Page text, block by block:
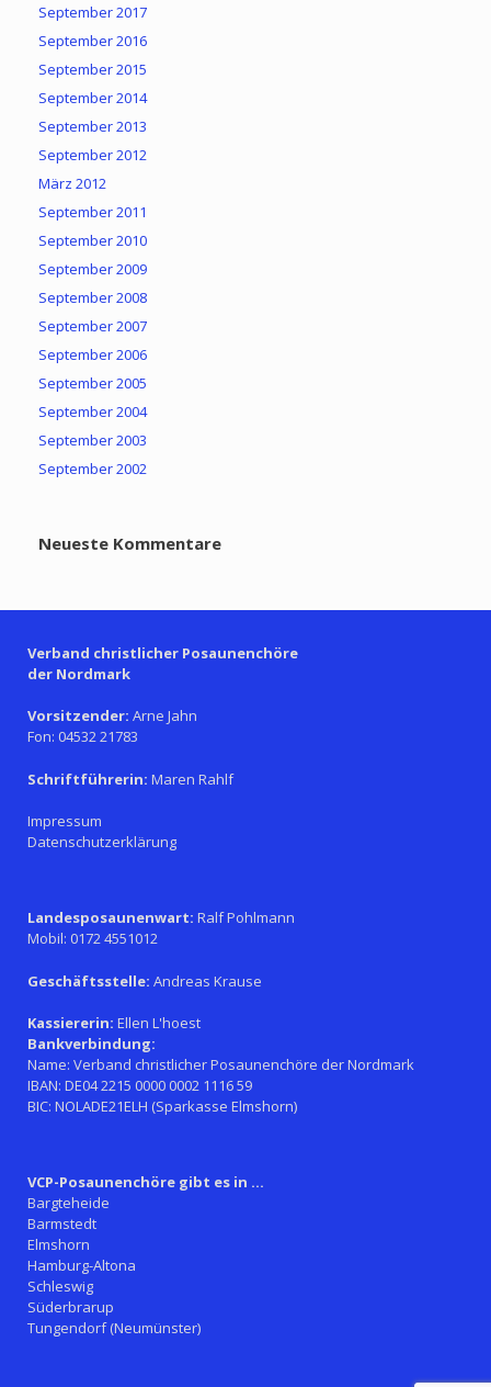
September 2017
September 2016
September 2015
September 2014
September 2013
September 2012
März 2012
September 2011
September 2010
September 2009
September 2008
September 2007
September 2006
September 2005
September 2004
September 2003
September 2002
Neueste Kommentare
Verband christlicher Posaunenchöre
der Nordmark
Vorsitzender: Arne Jahn
Fon: 04532 21783
Schriftführerin: Maren Rahlf
Impressum
Datenschutzerklärung
Landesposaunenwart: Ralf Pohlmann
Mobil: 0172 4551012
Geschäftsstelle: Andreas Krause
Kassiererin: Ellen L'hoest
Bankverbindung:
Name: Verband christlicher Posaunenchöre der Nordmark
IBAN: DE04 2215 0000 0002 1116 59
BIC: NOLADE21ELH (Sparkasse Elmshorn)
VCP-Posaunenchöre gibt es in ...
Bargteheide
Barmstedt
Elmshorn
Hamburg-Altona
Schleswig
Süderbrarup
Tungendorf (Neumünster)